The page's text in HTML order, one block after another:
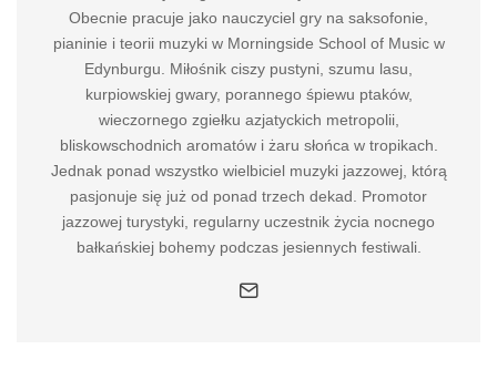
Obecnie pracuje jako nauczyciel gry na saksofonie,
pianinie i teorii muzyki w Morningside School of Music w
Edynburgu. Miłośnik ciszy pustyni, szumu lasu,
kurpiowskiej gwary, porannego śpiewu ptaków,
wieczornego zgiełku azjatyckich metropolii,
bliskowschodnich aromatów i żaru słońca w tropikach.
Jednak ponad wszystko wielbiciel muzyki jazzowej, którą
pasjonuje się już od ponad trzech dekad. Promotor
jazzowej turystyki, regularny uczestnik życia nocnego
bałkańskiej bohemy podczas jesiennych festiwali.